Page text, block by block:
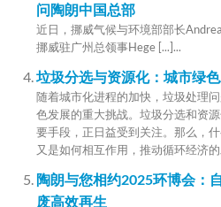
问陶朗中国总部
近日，挪威气候与环境部部长
挪威驻广州总领事Hege [...]...
垃圾分选与资源化：城市绿
随着城市化进程的加快，垃圾处理
色发展的重大挑战。垃圾分选和资
要手段，正日益受到关注。那么，
又是如何相互作用，推动循环经济
陶朗与您相约2025环博会：
废高效再生